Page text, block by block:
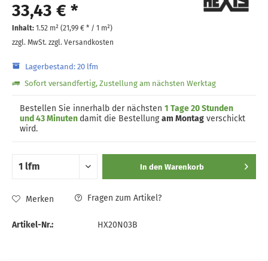
33,43 € *
Inhalt: 1.52 m² (21,99 € * / 1 m²)
zzgl. MwSt. zzgl. Versandkosten
Lagerbestand: 20 lfm
Sofort versandfertig, Zustellung am nächsten Werktag
Bestellen Sie innerhalb der nächsten 1 Tage 20 Stunden
und 43 Minuten damit die Bestellungam Montag verschickt
wird.
In den Warenkorb
Merken Fragen zum Artikel?
Artikel-Nr.: HX20N03B